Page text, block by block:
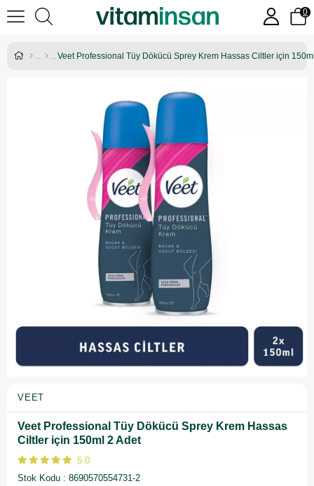
0
Veet Professional Tüy Dökücü Sprey Krem Hassas Ciltler için
VEET
Veet Professional Tüy Dökücü Sprey Krem Hassas
Ciltler için 150ml 2 Adet
5.0
Stok Kodu
8690570554731-2